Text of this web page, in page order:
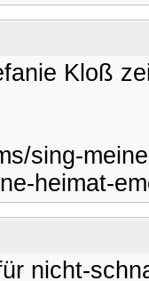
Kloß
sing-
heimat-
nicht-